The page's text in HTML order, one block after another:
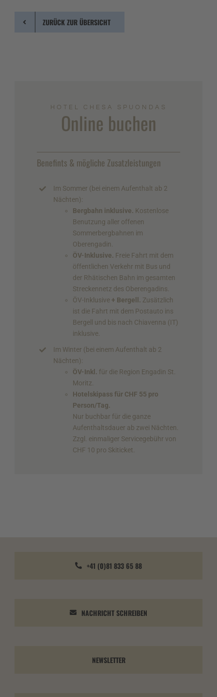
ZURÜCK ZUR ÜBERSICHT
HOTEL CHESA SPUONDAS
Online buchen
Benefints & mögliche Zusatzleistungen
Im Sommer (bei einem Aufenthalt ab 2
Nächten):
Bergbahn inklusive. Kostenlose
Benutzung aller offenen
Sommerbergbahnen im
Oberengadin.
ÖV-Inklusive. Freie Fahrt mit dem
öffentlichen Verkehr mit Bus und
der Rhätischen Bahn im gesamten
Streckennetz des Oberengadins.
ÖV-Inklusive + Bergell. Zusätzlich
ist die Fahrt mit dem Postauto ins
Bergell und bis nach Chiavenna (IT)
inklusive.
Im Winter (bei einem Aufenthalt ab 2
Nächten):
ÖV-Inkl. für die Region Engadin St.
Moritz.
Hotelskipass für CHF 55 pro
Person/Tag.
Nur buchbar für die ganze
Aufenthaltsdauer ab zwei Nächten.
Zzgl. einmaliger Servicegebühr von
CHF 10 pro Skiticket.
+41 (0)81 833 65 88
NACHRICHT SCHREIBEN
NEWSLETTER